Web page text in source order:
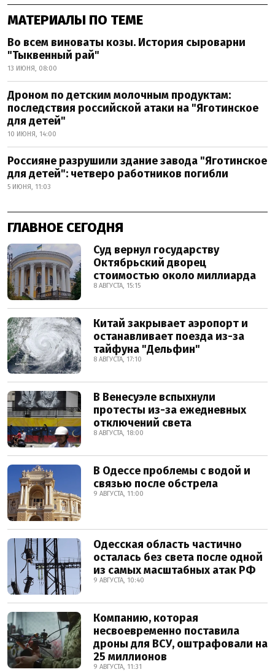
МАТЕРИАЛЫ ПО ТЕМЕ
Во всем виноваты козы. История сыроварни
"Тыквенный рай"
13 ИЮНЯ, 08:00
Дроном по детским молочным продуктам:
последствия российской атаки на "Яготинское
для детей"
10 ИЮНЯ, 14:00
Россияне разрушили здание завода "Яготинское
для детей": четверо работников погибли
5 ИЮНЯ, 11:03
ГЛАВНОЕ СЕГОДНЯ
Суд вернул государству
Октябрьский дворец
стоимостью около миллиарда
8 АВГУСТА, 15:15
Китай закрывает аэропорт и
останавливает поезда из-за
тайфуна "Дельфин"
8 АВГУСТА, 17:10
В Венесуэле вспыхнули
протесты из-за ежедневных
отключений света
8 АВГУСТА, 18:00
В Одессе проблемы с водой и
связью после обстрела
9 АВГУСТА, 11:00
Одесская область частично
осталась без света после одной
из самых масштабных атак РФ
9 АВГУСТА, 10:40
Компанию, которая
несвоевременно поставила
дроны для ВСУ, оштрафовали на
25 миллионов
9 АВГУСТА, 11:31